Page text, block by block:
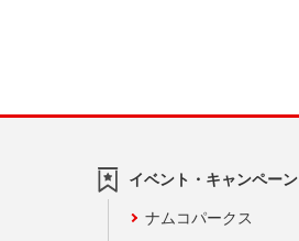
イベント・キャンペーン
ナムコパークス